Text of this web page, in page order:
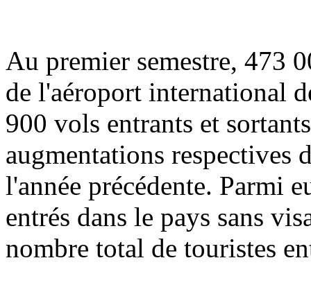
Au premier semestre, 473
de l'aéroport international
900 vols entrants et
augmentations respectives
l'année précédente. Parmi
entrés dans le pays sans
nombre total de touristes